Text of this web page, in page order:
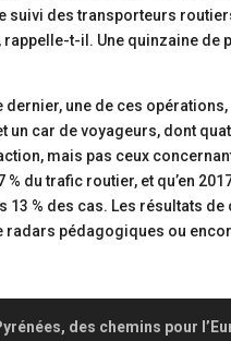
suivi des transporteurs
rappelle-t-il. Une quinzaine de
dernier, une de ces
un car de voyageurs, dont
mais pas ceux
% du trafic routier, et qu’en
13 % des cas. Les résultats
radars pédagogiques ou
des chemins pour